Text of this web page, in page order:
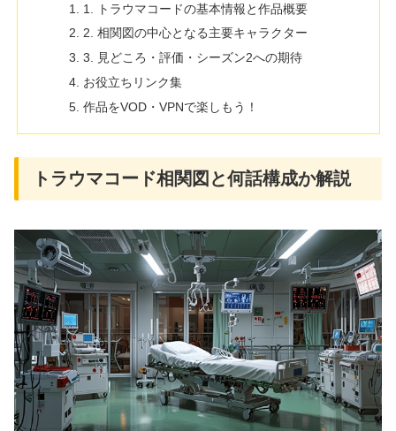
1. トラウマコードの基本情報と作品概要
2. 相関図の中心となる主要キャラクター
3. 見どころ・評価・シーズン2への期待
お役立ちリンク集
作品をVOD・VPNで楽しもう！
トラウマコード相関図と何話構成か解説